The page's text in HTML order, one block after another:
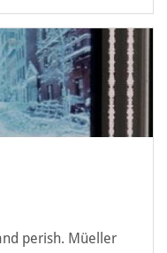
perish. Müeller